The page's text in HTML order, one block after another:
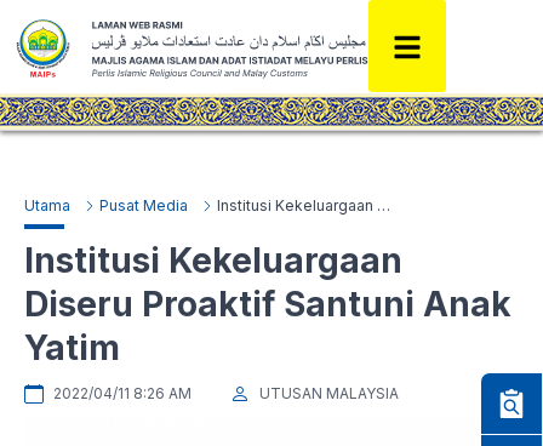
Utama Pusat Media Institusi Kekeluargaan Diseru Proaktif Santuni Anak Yatim
Institusi Kekeluargaan
Diseru Proaktif Santuni Anak
Yatim
2022/04/11 8:26 AM UTUSAN MALAYSIA